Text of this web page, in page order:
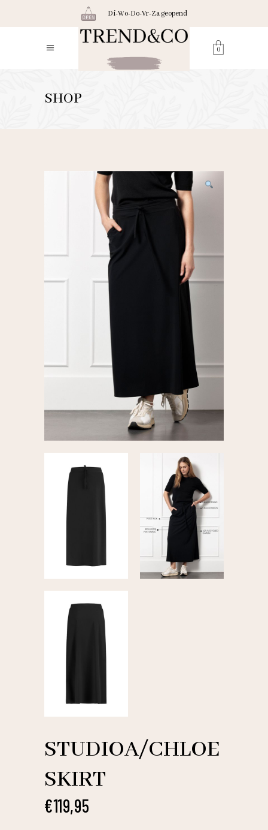
Di-Wo-Do-Vr-Za geopend
0
SHOP
STUDIOA/CHLOE
SKIRT
€119,95